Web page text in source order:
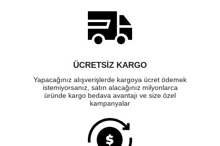
ÜCRETSIZ KARGO
Yapacağınız alışverişlerde kargoya ücret ödemek
istemiyorsanız, satın alacağınız milyonlarca
üründe kargo bedava avantajı ve size özel
kampanyalar